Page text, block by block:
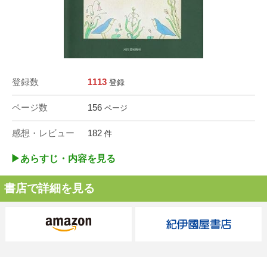
登録数 1113 登録
ページ数 156 ページ
感想・レビュー 182 件
▶︎あらすじ・内容を見る
書店で詳細を見る